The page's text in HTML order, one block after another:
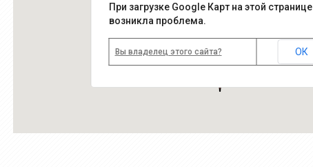
Днепр, Болшево
Прогноз клёва в Москве
При загрузке Google Карт на этой странице
возникла проблема.
Вы владелец этого сайта? ОК